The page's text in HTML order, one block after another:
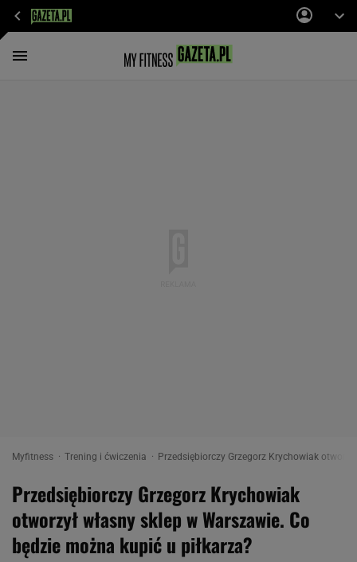
Myfitness Trening i ćwiczenia Przedsiębiorczy Grzegorz Krychowiak
Przedsiębiorczy Grzegorz Krychowiak
otworzył własny sklep w Warszawie. Co
będzie można kupić u piłkarza?